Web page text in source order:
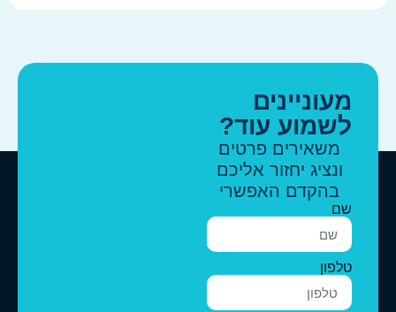
מעוניינים
לשמוע עוד?
משאירים פרטים
ונציג יחזור אליכם
בהקדם האפשרי